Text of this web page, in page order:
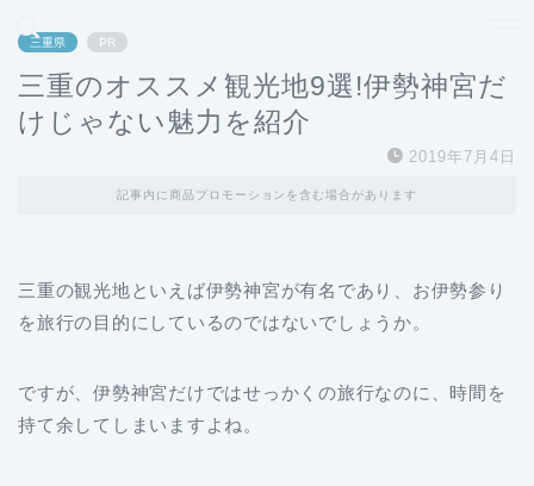
三重県 PR
三重のオススメ観光地9選!伊勢神宮だ
けじゃない魅力を紹介
2019年7月4日
記事内に商品プロモーションを含む場合があります
三重の観光地といえば伊勢神宮が有名であり、お伊勢参り
を旅行の目的にしているのではないでしょうか。
ですが、伊勢神宮だけではせっかくの旅行なのに、時間を
持て余してしまいますよね。